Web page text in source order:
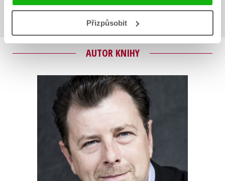
Přizpůsobit
Přihlásit
AUTOR KNIHY